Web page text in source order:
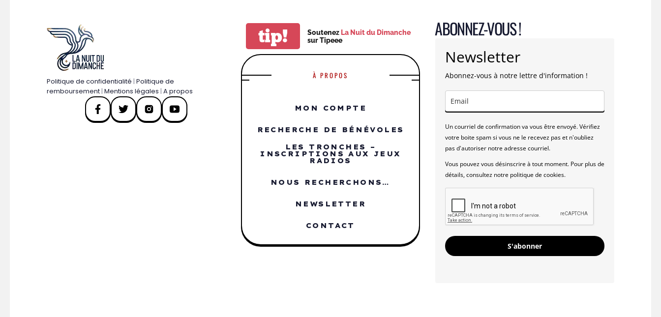
Politique de confidentialité | Politique de
remboursement | Mentions légales | A propos
tip! Soutenez La Nuit du Dimanche
sur Tipeee
À PROPOS
MON COMPTE
RECHERCHE DE BÉNÉVOLES
LES TRONCHES –
INSCRIPTIONS AUX JEUX
RADIOS
NOUS RECHERCHONS…
NEWSLETTER
CONTACT
ABONNEZ-VOUS !
Newsletter
Abonnez-vous à notre lettre d'information !
Un courriel de confirmation va vous être envoyé. Vérifiez
votre boite spam si vous ne le recevez pas et n'oubliez
pas d'autoriser notre adresse courriel.
Vous pouvez vous désinscrire à tout moment. Pour plus de
détails, consultez notre politique de cookies.
S'abonner